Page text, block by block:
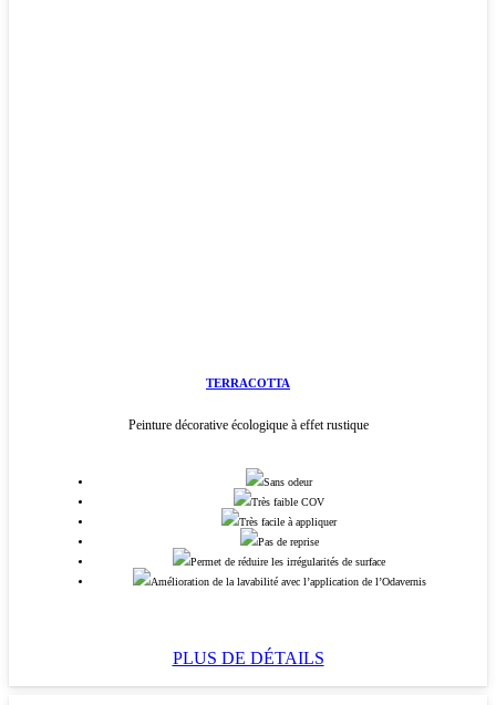
TERRACOTTA
Peinture décorative écologique à effet rustique
Sans odeur
Très faible COV
Très facile à appliquer
Pas de reprise
Permet de réduire les irrégularités de surface
Amélioration de la lavabilité avec l’application de l’Odavernis
PLUS DE DÉTAILS